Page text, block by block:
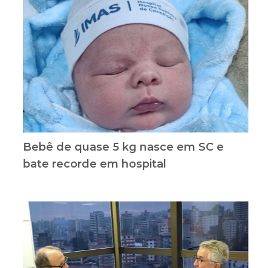
Bebê de quase 5 kg nasce em SC e
bate recorde em hospital